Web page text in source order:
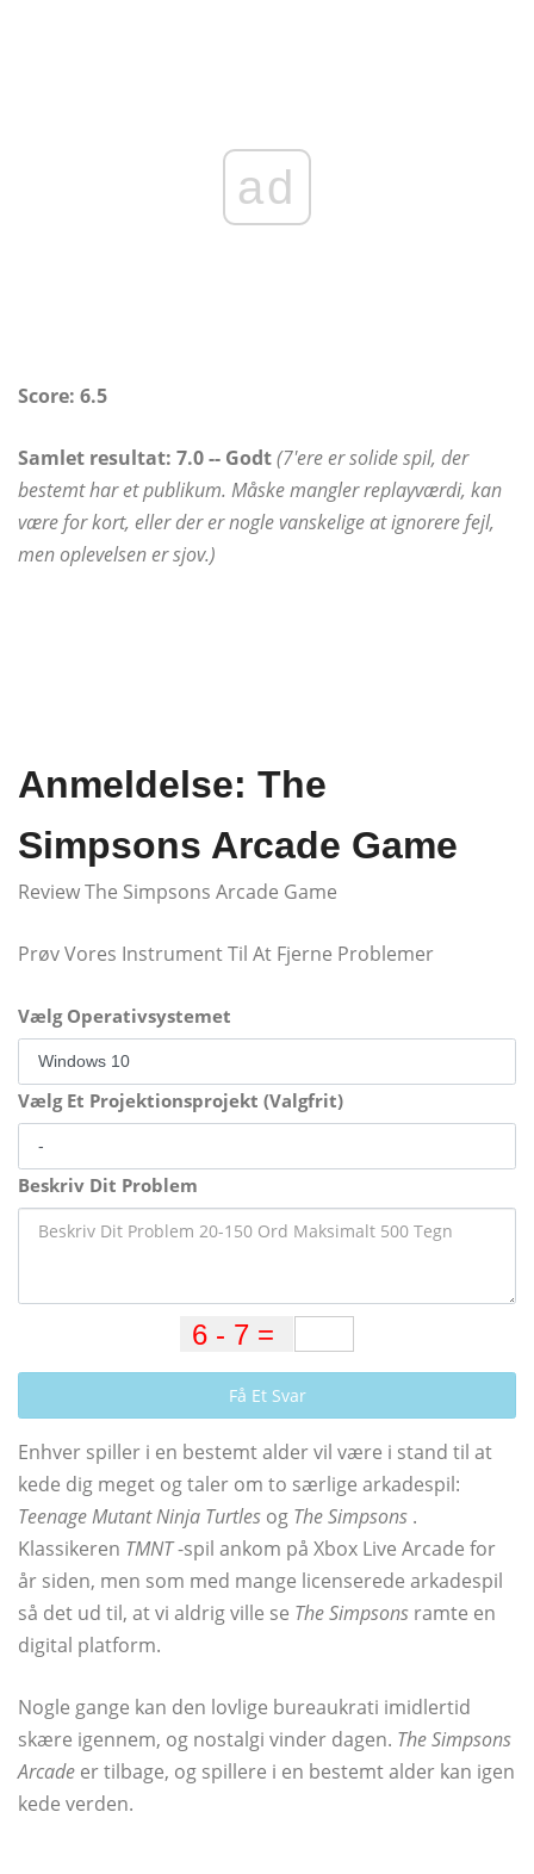
ad
Score: 6.5
Samlet resultat: 7.0-- Godt(7'ere er solide spil, der
bestemt har et publikum. Måske mangler replayværdi, kan
være for kort, eller der er nogle vanskelige at ignorere fejl,
men oplevelsen er sjov.)
Anmeldelse: The
Simpsons Arcade Game
Review The Simpsons Arcade Game
Prøv Vores Instrument Til At Fjerne Problemer
Vælg Operativsystemet
Vælg Et Projektionsprojekt (Valgfrit)
Beskriv Dit Problem
Få Et Svar
Enhver spiller i en bestemt alder vil være i stand til at
kede dig meget og taler om to særlige arkadespil:
Teenage Mutant Ninja Turtles og The Simpsons .
Klassikeren TMNT-spil ankom på Xbox Live Arcade for
år siden, men som med mange licenserede arkadespil
så det ud til, at vi aldrig ville se The Simpsons ramte en
digital platform.
Nogle gange kan den lovlige bureaukrati imidlertid
skære igennem, og nostalgi vinder dagen. The Simpsons
Arcade er tilbage, og spillere i en bestemt alder kan igen
kede verden.